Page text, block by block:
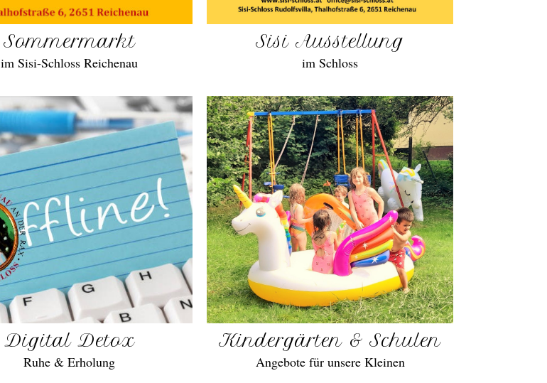
Sommermarkt
im Sisi-Schloss Reichenau
Sisi Ausstellung
im Schloss
Digital Detox
Ruhe & Erholung
Kindergärten & Schulen
Angebote für unsere Kleinen